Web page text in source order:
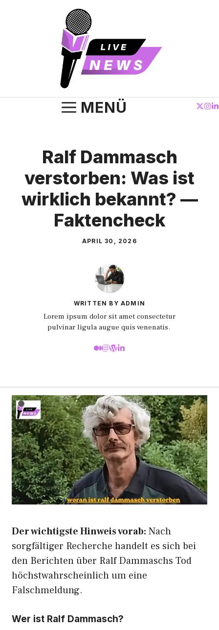
MENÜ
Ralf Dammasch
verstorben: Was ist
wirklich bekannt? —
Faktencheck
APRIL 30, 2026
WRITTEN BY ADMIN
Lorem ipsum dolor sit amet consectetur
pulvinar ligula augue quis venenatis.
Der wichtigste Hinweis vorab: Nach
sorgfältiger Recherche handelt es sich bei
den Berichten über Ralf Dammaschs Tod
höchstwahrscheinlich um eine
Falschmeldung.
Wer ist Ralf Dammasch?